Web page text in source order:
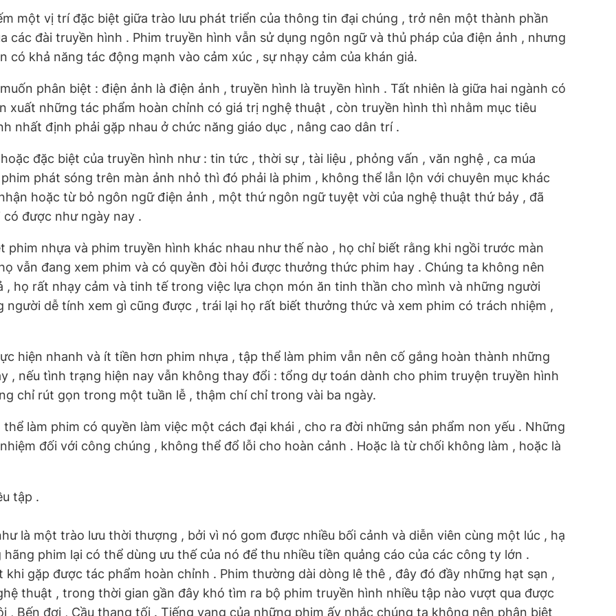
một vị trí đặc biệt giữa trào lưu phát triển của thông tin đại chúng , trở nên một thành phần
đài truyền hình . Phim truyền hình vẫn sử dụng ngôn ngữ và thủ pháp của điện ảnh , nhưng
khả năng tác động mạnh vào cảm xúc , sự nhạy cảm của khán giả.
phân biệt : điện ảnh là điện ảnh , truyền hình là truyền hình . Tất nhiên là giữa hai ngành có
xuất những tác phẩm hoàn chỉnh có giá trị nghệ thuật , còn truyền hình thì nhằm mục tiêu
nhất định phải gặp nhau ở chức năng giáo dục , nâng cao dân trí .
đặc biệt của truyền hình như : tin tức , thời sự , tài liệu , phỏng vấn , văn nghệ , ca múa
phim phát sóng trên màn ảnh nhỏ thì đó phải là phim , không thể lẫn lộn với chuyên mục khác
hoặc từ bỏ ngôn ngữ điện ảnh , một thứ ngôn ngữ tuyệt vời của nghệ thuật thứ bảy , đã
được như ngày nay .
nhựa và phim truyền hình khác nhau như thế nào , họ chỉ biết rằng khi ngồi trước màn
vẫn đang xem phim và có quyền đòi hỏi được thưởng thức phim hay . Chúng ta không nên
họ rất nhạy cảm và tinh tế trong việc lựa chọn món ăn tinh thần cho mình và những người
người dễ tính xem gì cũng được , trái lại họ rất biết thưởng thức và xem phim có trách nhiệm ,
hiện nhanh và ít tiền hơn phim nhựa , tập thể làm phim vẫn nên cố gắng hoàn thành những
, nếu tình trạng hiện nay vẫn không thay đổi : tổng dự toán dành cho phim truyện truyền hình
chỉ rút gọn trong một tuần lễ , thậm chí chỉ trong vài ba ngày.
làm phim có quyền làm việc một cách đại khái , cho ra đời những sản phẩm non yếu . Những
đối với công chúng , không thể đổ lỗi cho hoàn cảnh . Hoặc là từ chối không làm , hoặc là
tập .
là một trào lưu thời thượng , bởi vì nó gom được nhiều bối cảnh và diễn viên cùng một lúc , hạ
phim lại có thể dùng ưu thế của nó để thu nhiều tiền quảng cáo của các công ty lớn .
gặp được tác phẩm hoàn chỉnh . Phim thường dài dòng lê thê , đây đó đầy những hạt sạn ,
thuật , trong thời gian gần đây khó tìm ra bộ phim truyền hình nhiều tập nào vượt qua được
Bến đợi , Cầu thang tối . Tiếng vang của những phim ấy nhắc chúng ta không nên phân biệt